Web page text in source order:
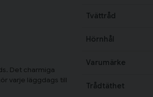
Det charmiga
varje läggdags till
Tvättråd
Hörnhål
Varumärke
Trådtäthet